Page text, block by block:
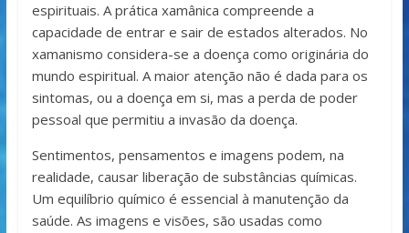
espirituais. A prática xamânica compreende a
capacidade de entrar e sair de estados alterados. No
xamanismo considera-se a doença como originária do
mundo espiritual. A maior atenção não é dada para os
sintomas, ou a doença em si, mas a perda de poder
pessoal que permitiu a invasão da doença.
Sentimentos, pensamentos e imagens podem, na
realidade, causar liberação de substâncias químicas.
Um equilíbrio químico é essencial à manutenção da
saúde. As imagens e visões, são usadas como